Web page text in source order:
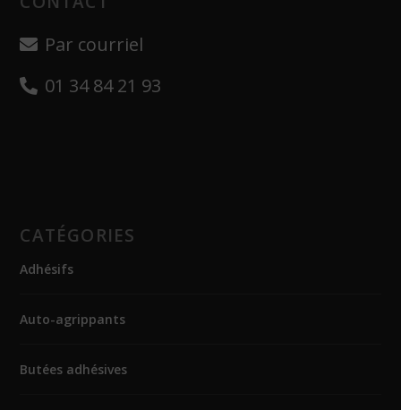
Par courriel
01 34 84 21 93
CATÉGORIES
Adhésifs
Auto-agrippants
Butées adhésives